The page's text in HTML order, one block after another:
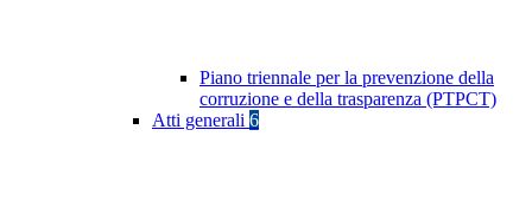
Piano triennale per la prevenzione della
corruzione e della trasparenza (PTPCT)
Atti generali 6